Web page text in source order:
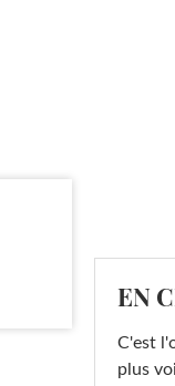
EN
C'est
plus